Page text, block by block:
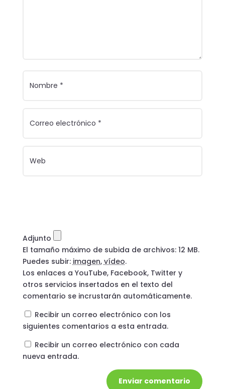
Adjunto
El tamaño máximo de subida de archivos: 12 MB.
Puedes subir:imagen, vídeo.
Los enlaces a YouTube, Facebook, Twitter y
otros servicios insertados en el texto del
comentario se incrustarán automáticamente.
Recibir un correo electrónico con los
siguientes comentarios a esta entrada.
Recibir un correo electrónico con cada
nueva entrada.
Enviar comentario